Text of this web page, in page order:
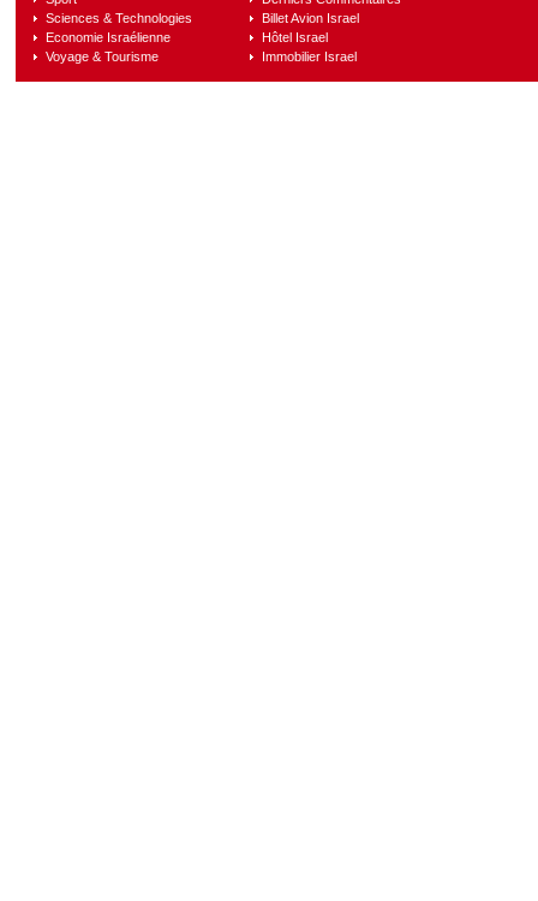
Sciences & Technologies
Economie Israélienne
Voyage & Tourisme
Billet Avion Israel
Hôtel Israel
Immobilier Israel